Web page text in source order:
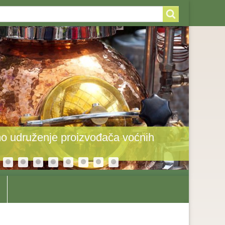
udruženje proizvođača voćnih